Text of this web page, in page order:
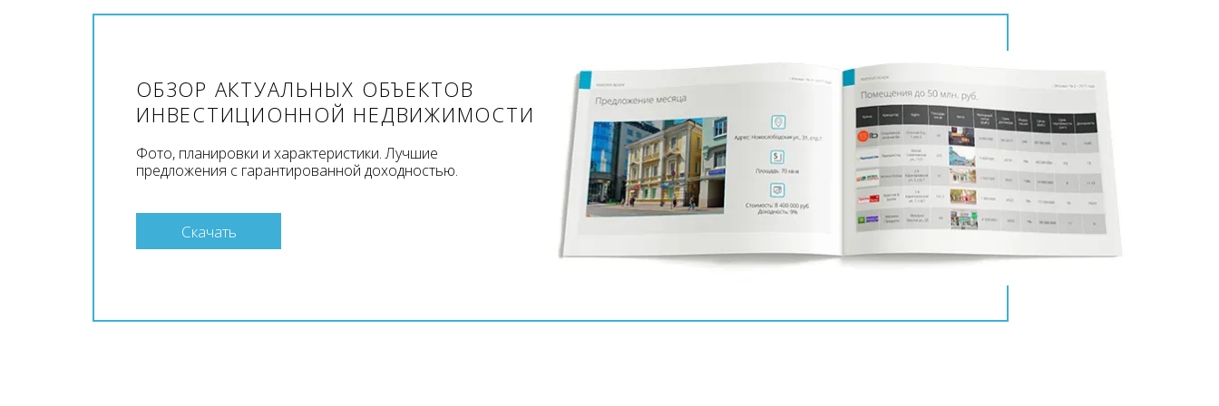
ОБЗОР АКТУАЛЬНЫХ ОБЪЕКТОВ
ИНВЕСТИЦИОННОЙ НЕДВИЖИМОСТИ
Фото, планировки и характеристики. Лучшие
предложения с гарантированной доходностью.
Скачать